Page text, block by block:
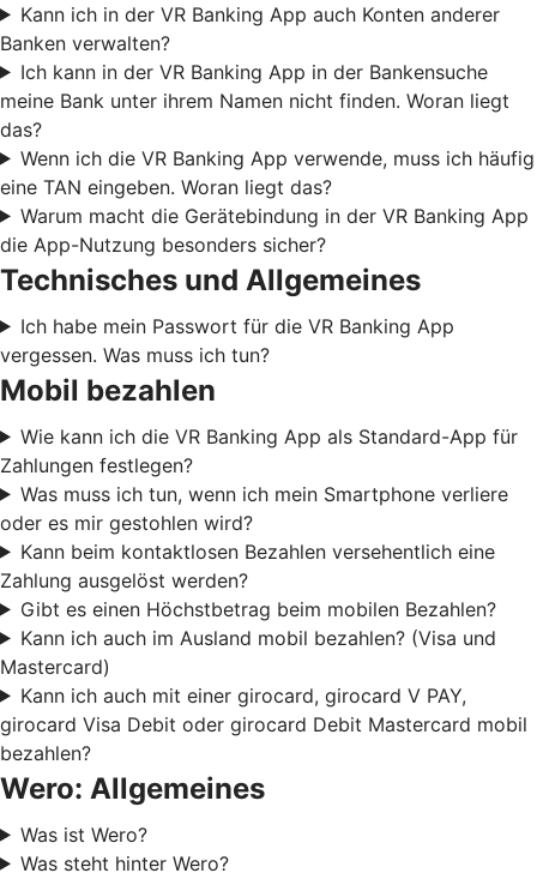
Kann ich in der VR Banking App auch Konten anderer
Banken verwalten?
Ich kann in der VR Banking App in der Bankensuche
meine Bank unter ihrem Namen nicht finden. Woran liegt
das?
Wenn ich die VR Banking App verwende, muss ich häufig
eine TAN eingeben. Woran liegt das?
Warum macht die Gerätebindung in der VR Banking App
die App-Nutzung besonders sicher?
Technisches und Allgemeines
Ich habe mein Passwort für die VR Banking App
vergessen. Was muss ich tun?
Mobil bezahlen
Wie kann ich die VR Banking App als Standard-App für
Zahlungen festlegen?
Was muss ich tun, wenn ich mein Smartphone verliere
oder es mir gestohlen wird?
Kann beim kontaktlosen Bezahlen versehentlich eine
Zahlung ausgelöst werden?
Gibt es einen Höchstbetrag beim mobilen Bezahlen?
Kann ich auch im Ausland mobil bezahlen? (Visa und
Mastercard)
Kann ich auch mit einer girocard, girocard V PAY,
girocard Visa Debit oder girocard Debit Mastercard mobil
bezahlen?
Wero: Allgemeines
Was ist Wero?
Was steht hinter Wero?